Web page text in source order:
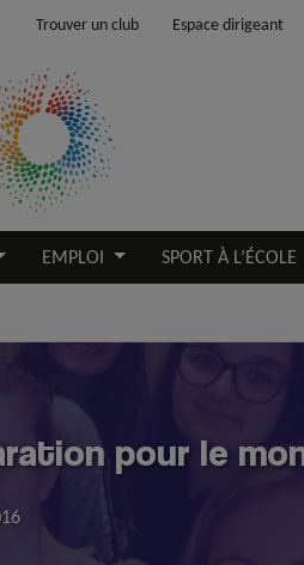
Trouver un club Espace dirigeant
EMPLOI SPORT À L’ÉCOLE
pour le